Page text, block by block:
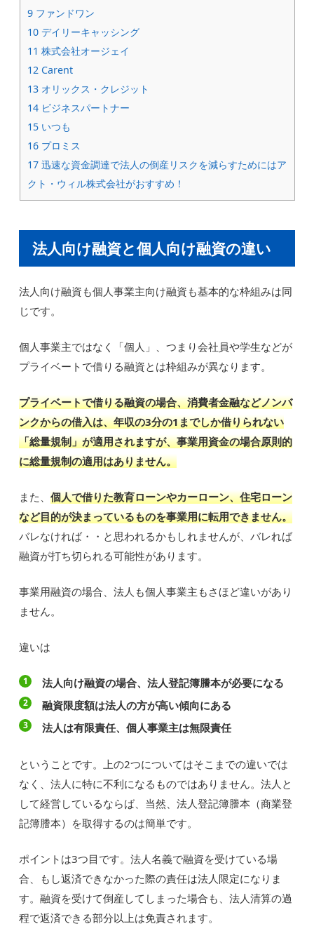
9ファンドワン
10デイリーキャッシング
11 株式会社オージェイ
12Carent
13オリックス・クレジット
14ビジネスパートナー
15いつも
16プロミス
17迅速な資金調達で法人の倒産リスクを減らすためにはア
クト・ウィル株式会社がおすすめ！
法人向け融資と個人向け融資の違い
法人向け融資も個人事業主向け融資も基本的な枠組みは同
じです。
個人事業主ではなく「個人」、つまり会社員や学生などが
プライベートで借りる融資とは枠組みが異なります。
プライベートで借りる融資の場合、消費者金融などノンバ
ンクからの借入は、年収の3分の1までしか借りられない
「総量規制」が適用されますが、事業用資金の場合原則的
に総量規制の適用はありません。
また、個人で借りた教育ローンやカーローン、住宅ローン
など目的が決まっているものを事業用に転用できません。
バレなければ・・と思われるかもしれませんが、バレれば
融資が打ち切られる可能性があります。
事業用融資の場合、法人も個人事業主もさほど違いがあり
ません。
違いは
法人向け融資の場合、法人登記簿謄本が必要になる
融資限度額は法人の方が高い傾向にある
法人は有限責任、個人事業主は無限責任
ということです。上の2つについてはそこまでの違いでは
なく、法人に特に不利になるものではありません。法人と
して経営しているならば、当然、法人登記簿謄本（商業登
記簿謄本）を取得するのは簡単です。
ポイントは3つ目です。法人名義で融資を受けている場
合、もし返済できなかった際の責任は法人限定になりま
す。融資を受けて倒産してしまった場合も、法人清算の過
程で返済できる部分以上は免責されます。